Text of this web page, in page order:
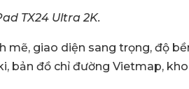
TX24 Ultra 2K.
mẽ, giao diện sang trọng, độ
bản đồ chỉ đường Vietmap,